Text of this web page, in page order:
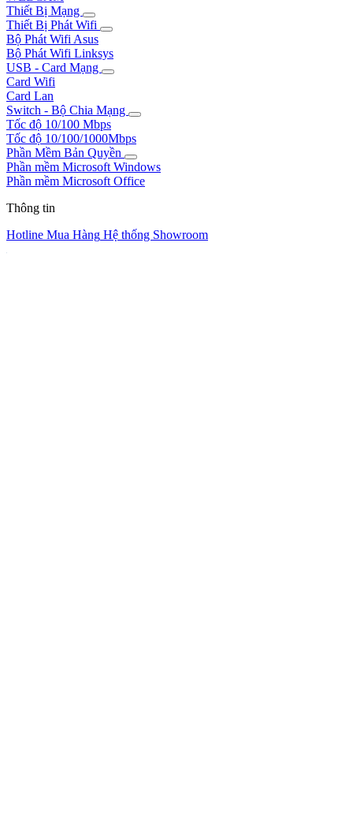
Thiết Bị Mạng
Thiết Bị Phát Wifi
Bộ Phát Wifi Asus
Bộ Phát Wifi Linksys
USB - Card Mạng
Card Wifi
Card Lan
Switch - Bộ Chia Mạng
Tốc độ 10/100 Mbps
Tốc độ 10/100/1000Mbps
Phần Mềm Bản Quyền
Phần mềm Microsoft Windows
Phần mềm Microsoft Office
Thông tin
Hotline Mua Hàng Hệ thống Showroom